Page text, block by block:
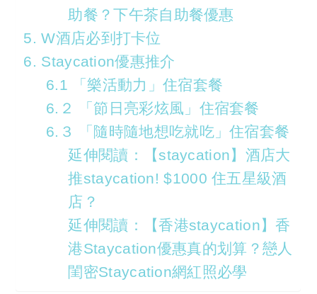
助餐？下午茶自助餐優惠
5. W酒店必到打卡位
6. Staycation優惠推介
6.1 「樂活動力」住宿套餐
6.２ 「節日亮彩炫風」住宿套餐
6.３ 「隨時隨地想吃就吃」住宿套餐
延伸閱讀：【staycation】酒店大
推staycation! $1000 住五星級酒
店？
延伸閱讀：【香港staycation】香
港Staycation優惠真的划算？戀人
閨密Staycation網紅照必學